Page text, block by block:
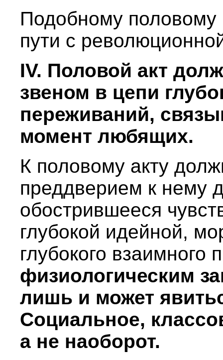
Подобному половому
пути с
IV. Половой акт
звеном в цепи
переживаний,
момент любящих.
К половому акту
преддверием к нему
обострившееся
глубокой идейной,
глубокого взаимного
физиологическим
лишь и может
Социальное,
а не наоборот.